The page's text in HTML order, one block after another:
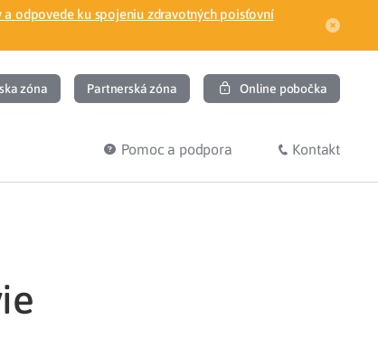
a odpovede ku spojeniu zdravotných poisťovní
zóna Partnerská zóna Online pobočka
Pomoc a podpora Kontakt